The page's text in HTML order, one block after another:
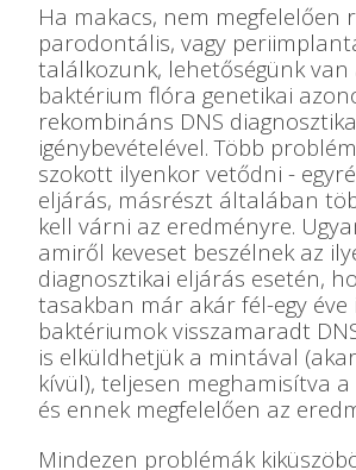
Ha makacs, nem megfelelően
parodontális, vagy
találkozunk, lehetőségünk
baktérium flóra genetikai
rekombináns DNS
igénybevételével. Több
szokott ilyenkor vetődni -
eljárás, másrészt általában
kell várni az eredményre.
amiről keveset beszélnek az
diagnosztikai eljárás esetén,
tasakban már akár fél-egy
baktériumok visszamaradt
is elküldhetjük a mintával
kívül), teljesen meghamisítva
és ennek megfelelően az
Mindezen problémák